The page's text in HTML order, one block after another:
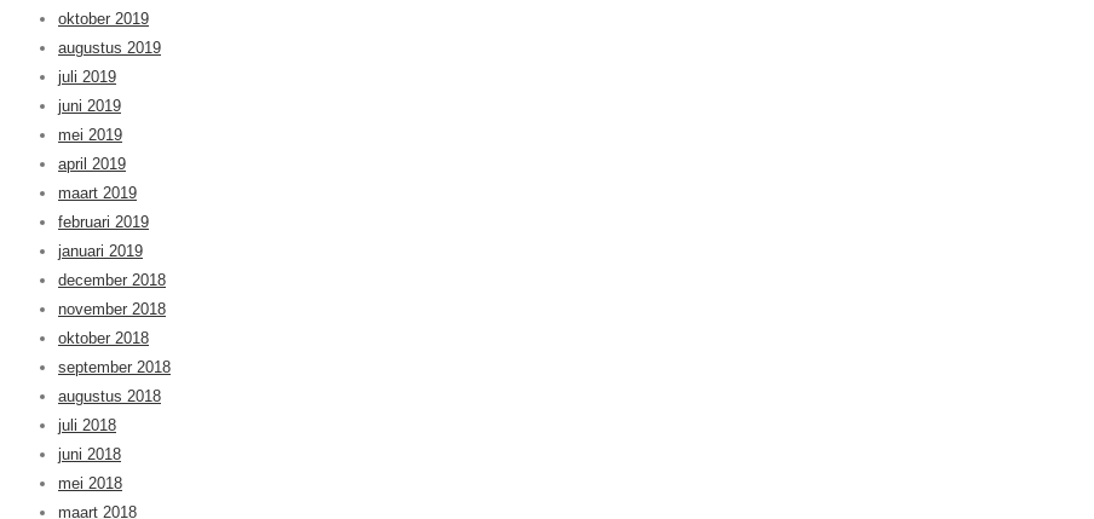
oktober 2019
augustus 2019
juli 2019
juni 2019
mei 2019
april 2019
maart 2019
februari 2019
januari 2019
december 2018
november 2018
oktober 2018
september 2018
augustus 2018
juli 2018
juni 2018
mei 2018
maart 2018